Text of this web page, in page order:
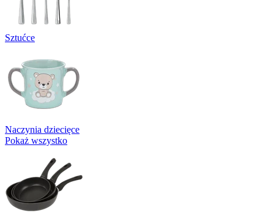
Sztućce
Naczynia dziecięce
Pokaż wszystko